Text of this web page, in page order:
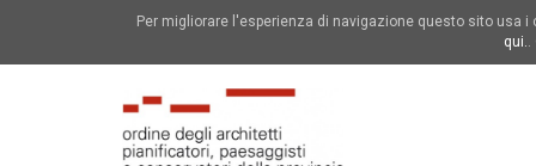
Per migliorare l'esperienza di navigazione questo sito
qui..